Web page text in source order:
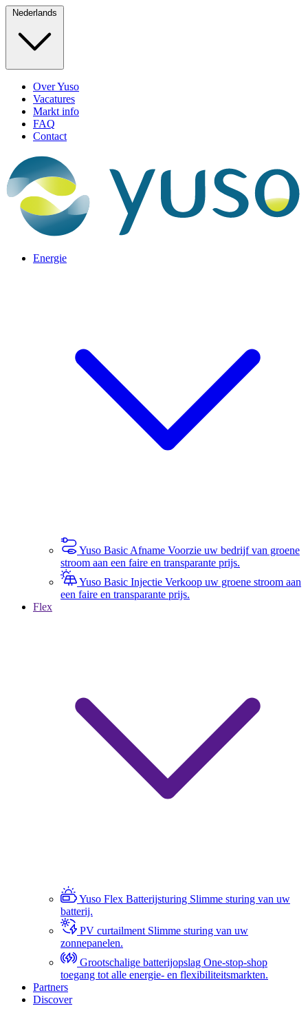
Nederlands
Over Yuso
Vacatures
Markt info
FAQ
Contact
Energie
Yuso Basic Afname Voorzie uw bedrijf van groene
stroom aan een faire en transparante prijs.
Yuso Basic Injectie Verkoop uw groene stroom aan
een faire en transparante prijs.
Flex
Yuso Flex Batterijsturing Slimme sturing van uw
batterij.
PV curtailment Slimme sturing van uw
zonnepanelen.
Grootschalige batterijopslag One-stop-shop
toegang tot alle energie- en flexibiliteitsmarkten.
Partners
Discover